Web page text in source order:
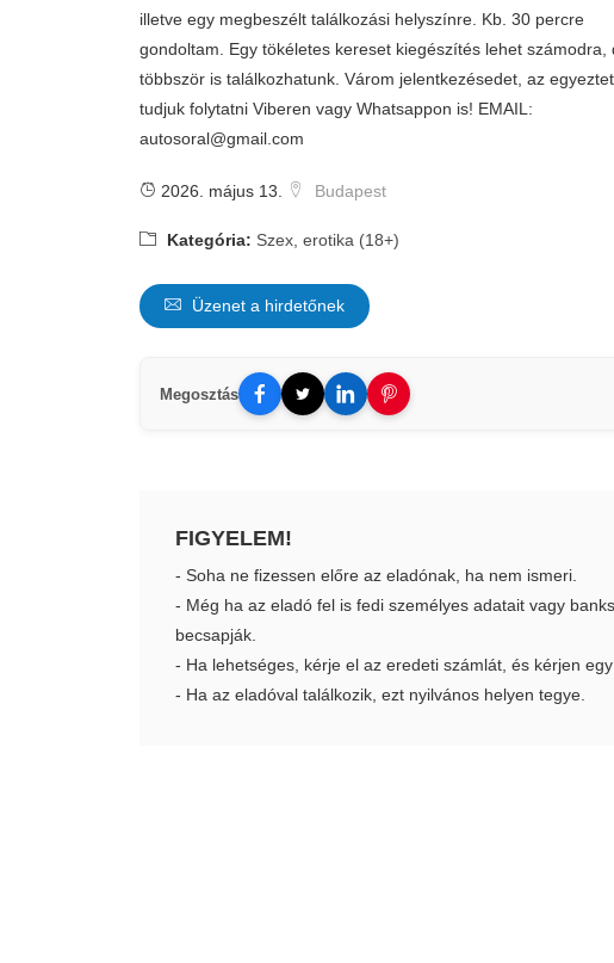
illetve egy megbeszélt találkozási helyszínre. Kb. 30 percre
gondoltam. Egy tökéletes kereset kiegészítés lehet számodra,
többször is találkozhatunk. Várom jelentkezésedet, az
tudjuk folytatni Viberen vagy Whatsappon is! EMAIL:
autosoral@gmail.com
2026. május 13. Budapest
Kategória: Szex, erotika (18+)
Üzenet a hirdetőnek
Megosztás
FIGYELEM!
- Soha ne fizessen előre az eladónak, ha nem ismeri.
- Még ha az eladó fel is fedi személyes adatait vagy
becsapják.
- Ha lehetséges, kérje el az eredeti számlát, és kérjen
- Ha az eladóval találkozik, ezt nyilvános helyen tegye.